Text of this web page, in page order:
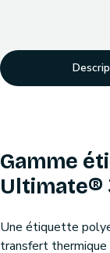
Gamme
Ultimate®
Une étiquette
transfert thermique